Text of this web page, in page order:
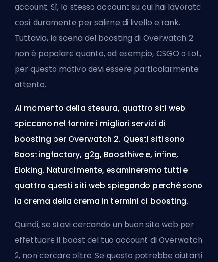
account. Sì, lo stesso account su cui hai lavorato
così duramente per salirne di livello e rank.
Tuttavia, la scena del boosting di Overwatch 2
non è popolare quanto, ad esempio, CSGO o LoL,
per questo motivo devi essere particolarmente
attento.
Al momento della stesura, quattro siti web
spiccano nel fornire i migliori servizi di
boosting per Overwatch 2. Questi siti sono
Boostingfactory, g2g, Boosthive e, infine,
Eloking. Naturalmente, esamineremo tutti e
quattro questi siti web spiegando perché sono
la crema della crema in termini di boosting.
Quindi, se stavi cercando un buon sito web per
effettuare il boost del tuo account di Overwatch
2, non cercare oltre. Se questo potrebbe aiutarti